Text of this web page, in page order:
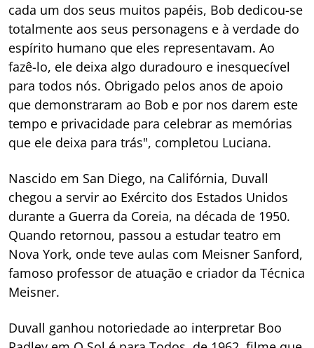
cada um dos seus muitos papéis, Bob dedicou-se
totalmente aos seus personagens e à verdade do
espírito humano que eles representavam. Ao
fazê-lo, ele deixa algo duradouro e inesquecível
para todos nós. Obrigado pelos anos de apoio
que demonstraram ao Bob e por nos darem este
tempo e privacidade para celebrar as memórias
que ele deixa para trás", completou Luciana.
Nascido em San Diego, na Califórnia, Duvall
chegou a servir ao Exército dos Estados Unidos
durante a Guerra da Coreia, na década de 1950.
Quando retornou, passou a estudar teatro em
Nova York, onde teve aulas com Meisner Sanford,
famoso professor de atuação e criador da Técnica
Meisner.
Duvall ganhou notoriedade ao interpretar Boo